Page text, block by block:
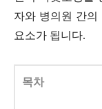
자와 병의원 간의
요소가 됩니다.
목차